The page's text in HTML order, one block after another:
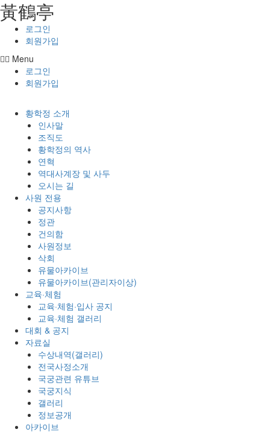
콘텐츠로
건너뛰기
⿈鶴亭
로그인
회원가입
Menu
로그인
회원가입
황학정 소개
인사말
조직도
황학정의 역사
연혁
역대사계장 및 사두
오시는 길
사원 전용
공지사항
정관
건의함
사원정보
삭회
유물아카이브
유물아카이브(관리자이상)
교육·체험
교육·체험·입사 공지
교육·체험 갤러리
대회 & 공지
자료실
수상내역(갤러리)
전국사정소개
국궁관련 유튜브
국궁지식
갤러리
정보공개
아카이브